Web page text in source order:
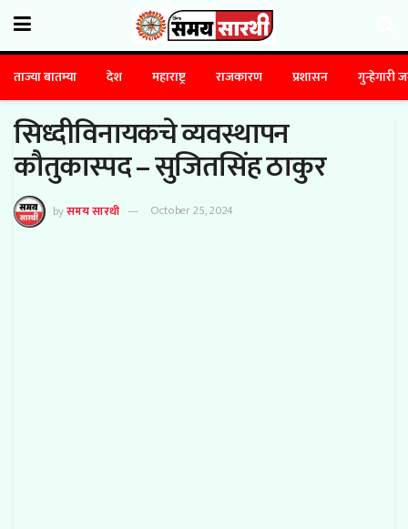
ताज्या बातम्या देश महाराष्ट्र राजकारण प्रशासन गुन्हेगारी
सिध्दीविनायकचे व्यवस्थापन
कौतुकास्पद – सुजितसिंह ठाकुर
byसमय सारथी October 25, 2024